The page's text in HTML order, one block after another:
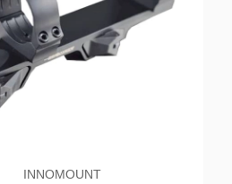
INNOMOUNT